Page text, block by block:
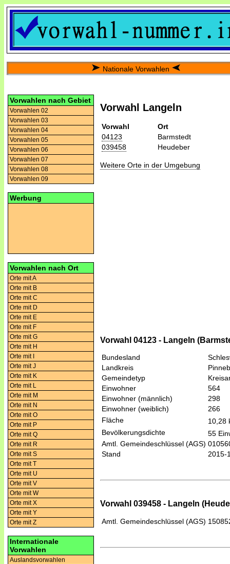
Nationale Vorwahlen
Vorwahlen nach Gebiet
Vorwahlen 02
Vorwahlen 03
Vorwahlen 04
Vorwahlen 05
Vorwahlen 06
Vorwahlen 07
Vorwahlen 08
Vorwahlen 09
Werbung
Vorwahlen nach Ort
Orte mit A
Orte mit B
Orte mit C
Orte mit D
Orte mit E
Orte mit F
Orte mit G
Orte mit H
Orte mit I
Orte mit J
Orte mit K
Orte mit L
Orte mit M
Orte mit N
Orte mit O
Orte mit P
Orte mit Q
Orte mit R
Orte mit S
Orte mit T
Orte mit U
Orte mit V
Orte mit W
Orte mit X
Orte mit Y
Orte mit Z
Internationale
Vorwahlen
Auslandsvorwahlen
Vorwahl Langeln
Vorwahl
Ort
04123
Barmstedt
039458
Heudeber
Weitere Orte in der Umgebung
Vorwahl 04123 - Langeln
Bundesland
Landkreis
Gemeindetyp
Einwohner
564
Einwohner (männlich)
298
Einwohner (weiblich)
266
Fläche
10,28
Bevölkerungsdichte
55
Amtl. Gemeindeschlüssel (AGS)
Stand
2015-
Vorwahl 039458 - Langeln
Amtl. Gemeindeschlüssel (AGS)